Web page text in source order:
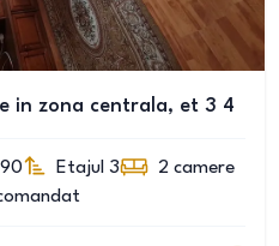
in zona centrala, et 3 4
Etajul 3 2 camere